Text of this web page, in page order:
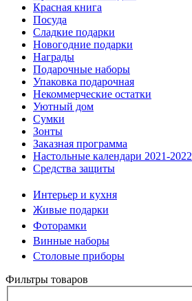
Красная книга
Посуда
Сладкие подарки
Новогодние подарки
Награды
Подарочные наборы
Упаковка подарочная
Некоммерческие остатки
Уютный дом
Сумки
Зонты
Заказная программа
Настольные календари 2021-2022
Средства защиты
Интерьер и кухня
Живые подарки
Фоторамки
Винные наборы
Столовые приборы
Фильтры товаров